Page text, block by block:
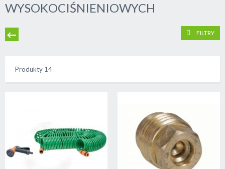
WYSOKOCIŚNIENIOWYCH
Produkty 14
FILTRY